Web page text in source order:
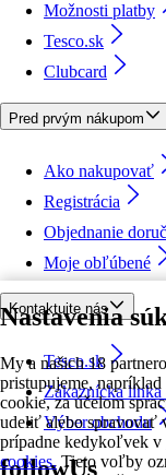
Nastavenia
My a našich 18
pristupujeme,
cookie, za účelom
udeliť alebo spravovať
prípadne kedykoľvek v
cookies. Tieto voľby
Možnosti platby
Tesco.sk
Clubcard
Pred prvým nákupom
Ako nakupovať
Registrácia
Objednanie
Moje obľúbené
Kontaktujte nás
Tesco.sk
Zákaznícka
Výber obchodu
followUs